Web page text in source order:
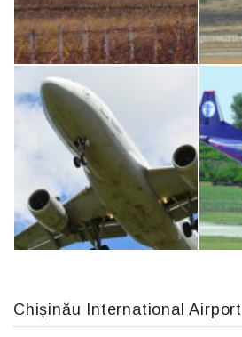
Boeing 737 MAX 8, TC-LCC
IL76, RA-78844
Chișinău International Airport